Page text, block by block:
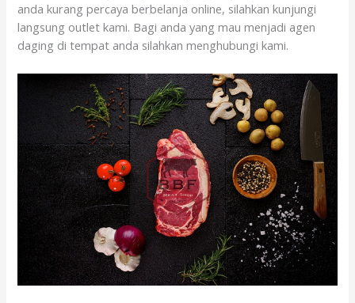
anda kurang percaya berbelanja online, silahkan kunjungi
langsung outlet kami. Bagi anda yang mau menjadi agen
daging di tempat anda silahkan menghubungi kami.